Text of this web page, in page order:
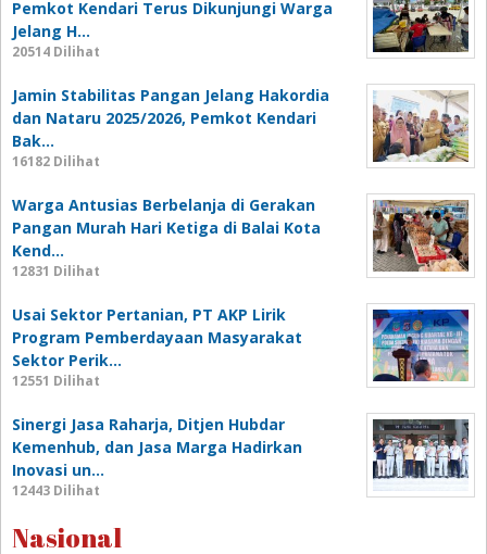
Pemkot Kendari Terus Dikunjungi Warga
Jelang H…
20514 Dilihat
Jamin Stabilitas Pangan Jelang Hakordia
dan Nataru 2025/2026, Pemkot Kendari
Bak…
16182 Dilihat
Warga Antusias Berbelanja di Gerakan
Pangan Murah Hari Ketiga di Balai Kota
Kend…
12831 Dilihat
Usai Sektor Pertanian, PT AKP Lirik
Program Pemberdayaan Masyarakat
Sektor Perik…
12551 Dilihat
Sinergi Jasa Raharja, Ditjen Hubdar
Kemenhub, dan Jasa Marga Hadirkan
Inovasi un…
12443 Dilihat
Nasional